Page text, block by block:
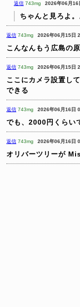
返信 743mg 2026年06月16
ちゃんと見ろよ。
返信 743mg 2026年06月15日
こんなんもう広島の
返信 743mg 2026年06月15日
ここにカメラ設置し
できる
返信 743mg 2026年06月16日
でも、2000円くらい
返信 743mg 2026年06月16日
オリバーツリーが